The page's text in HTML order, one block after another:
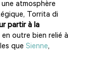
atmosphère
Torrita di
partir à la
outre bien relié à
que Sienne,